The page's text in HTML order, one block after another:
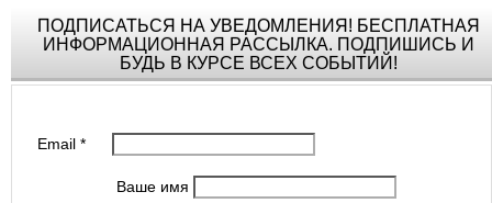
ПОДПИСАТЬСЯ НА УВЕДОМЛЕНИЯ! БЕСПЛАТНАЯ
ИНФОРМАЦИОННАЯ РАССЫЛКА. ПОДПИШИСЬ И
БУДЬ В КУРСЕ ВСЕХ СОБЫТИЙ!
Email*
Ваше имя